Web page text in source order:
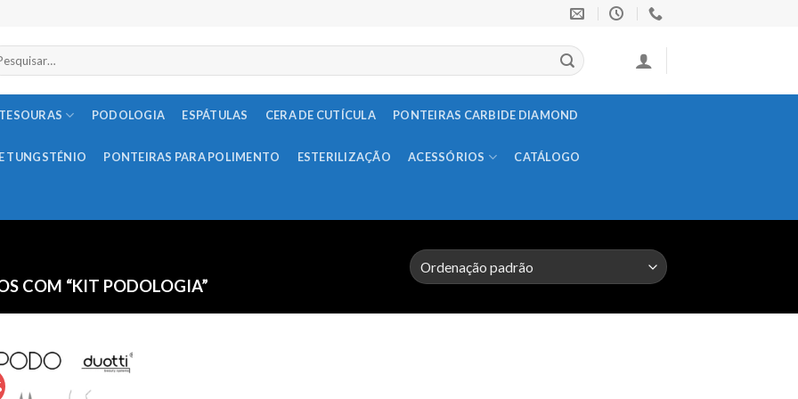
TESOURAS PODOLOGIA ESPÁTULAS CERA DE CUTÍCULA PONTEIRAS CARBIDE DIAMOND
TUNGSTÉNIO PONTEIRAS PARA POLIMENTO ESTERILIZAÇÃO ACESSÓRIOS CATÁLOGO
COM “KIT PODOLOGIA”